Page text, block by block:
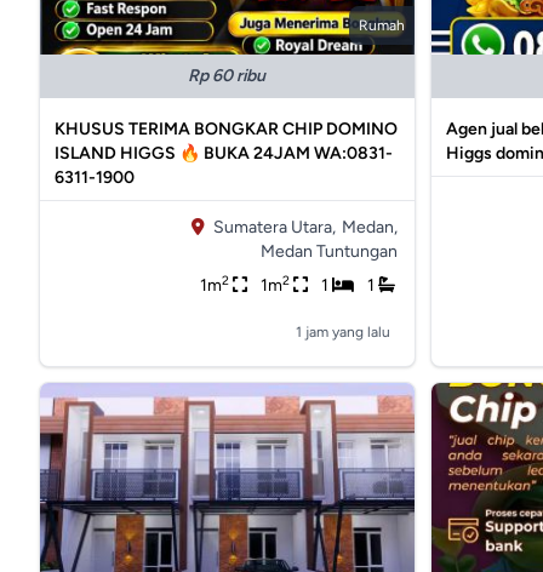
Rumah
Rp 60 ribu
KHUSUS TERIMA BONGKAR CHIP DOMINO
ISLAND HIGGS 🔥 BUKA 24JAM WA:0831-
6311-1900
Sumatera Utara, Medan,
Medan Tuntungan
1m2 1m2 1 1
1 jam yang lalu
Agen jual
Higgs